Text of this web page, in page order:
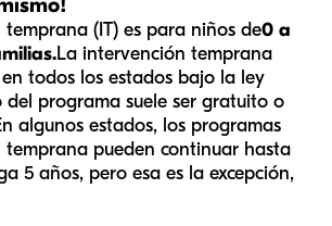
(IT) es para niños de0 a
La intervención temprana
todos los estados bajo la ley
del programa suele ser gratuito o
algunos estados, los programas
pueden continuar hasta
5 años, pero esa es la excepción,